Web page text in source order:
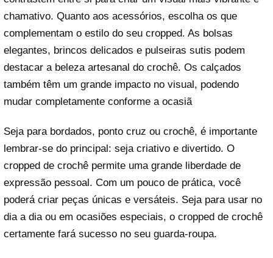
chamativo. Quanto aos acessórios, escolha os que
complementam o estilo do seu cropped. As bolsas
elegantes, brincos delicados e pulseiras sutis podem
destacar a beleza artesanal do crochê. Os calçados
também têm um grande impacto no visual, podendo
mudar completamente conforme a ocasiã
Seja para bordados, ponto cruz ou crochê, é importante
lembrar-se do principal: seja criativo e divertido. O
cropped de crochê permite uma grande liberdade de
expressão pessoal. Com um pouco de prática, você
poderá criar peças únicas e versáteis. Seja para usar no
dia a dia ou em ocasiões especiais, o cropped de crochê
certamente fará sucesso no seu guarda-roupa.